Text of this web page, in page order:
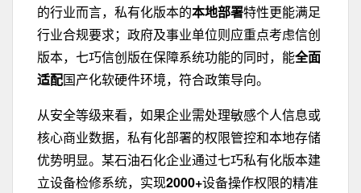
的行业而言，私有化版本的本地部署特性更能满足
行业合规要求；政府及事业单位则应重点考虑信创
版本，七巧信创版在保障系统功能的同时，能全面
适配国产化软硬件环境，符合政策导向。
从安全等级来看，如果企业需处理敏感个人信息或
核心商业数据，私有化部署的权限管控和本地存储
优势明显。某石油石化企业通过七巧私有化版本建
立设备检修系统，实现2000+设备操作权限的精准